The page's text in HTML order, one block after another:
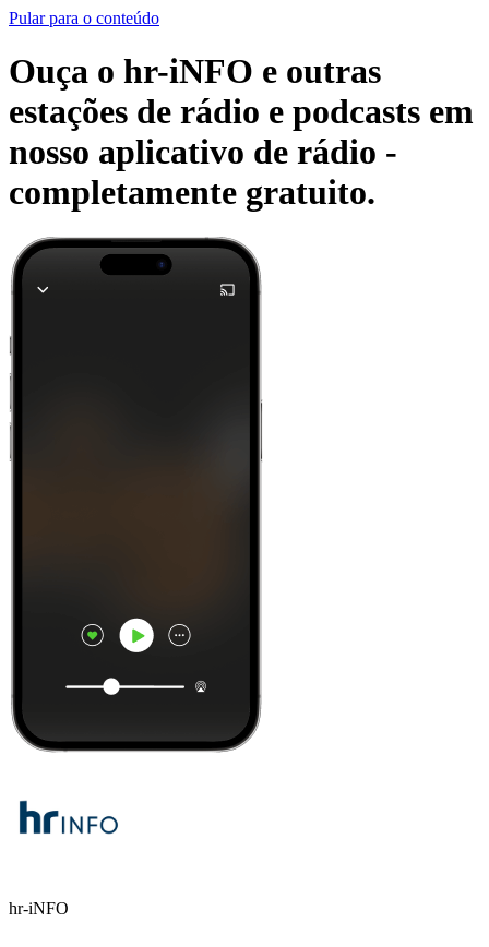
Pular para o conteúdo
Ouça o hr-iNFO e outras
estações de rádio e podcasts em
nosso aplicativo de rádio -
completamente gratuito.
hr-iNFO